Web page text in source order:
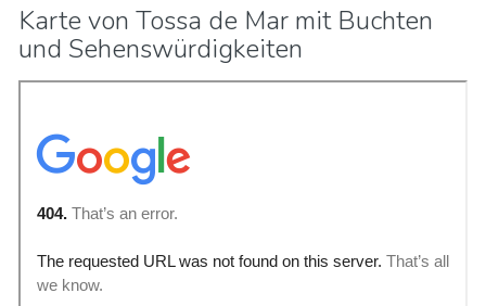
Karte von Tossa de Mar mit Buchten
und Sehenswürdigkeiten